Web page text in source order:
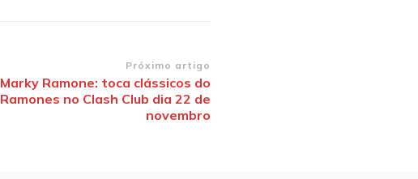
Próximo artigo
Marky Ramone: toca clássicos do
Ramones no Clash Club dia 22 de
novembro